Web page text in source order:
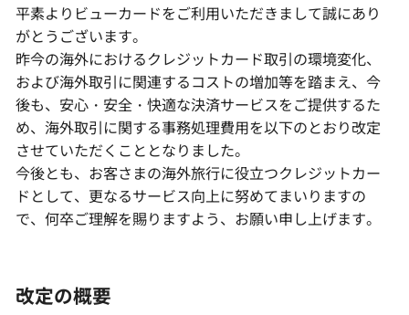
ポイントを貯める
ポイントを使う
キャンペーン情報
お客さまサポート
FAQ（よくあるご質問）
平素よりビューカードをご利用いただきまして誠にあり
がとうございます。
昨今の海外におけるクレジットカード取引の環境変化、
および海外取引に関連するコストの増加等を踏まえ、今
後も、安心・安全・快適な決済サービスをご提供するた
め、海外取引に関する事務処理費用を以下のとおり改定
させていただくこととなりました。
今後とも、お客さまの海外旅行に役立つクレジットカー
ドとして、更なるサービス向上に努めてまいりますの
で、何卒ご理解を賜りますよう、お願い申し上げます。
改定の概要